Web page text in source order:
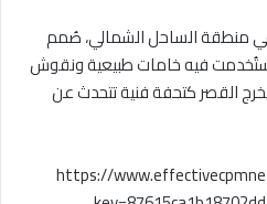
منطقة الساحل الشمالي، صُمم
فيه خامات طبيعية ونقوش
القصر كتحفة فنية تتحدث عن
https://